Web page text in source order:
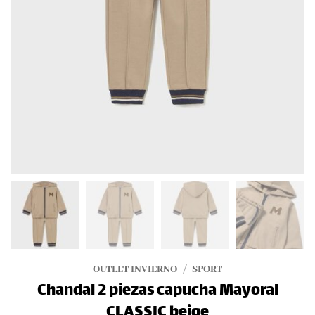
OUTLET INVIERNO / SPORT
Chandal 2 piezas capucha Mayoral